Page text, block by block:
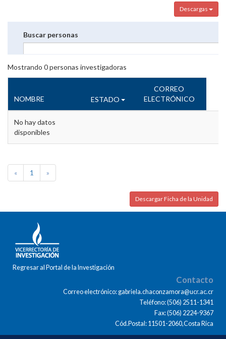
Descargas
Buscar personas
Mostrando 0personas investigadoras
NOMBRE ESTADO
CORREO
ELECTRÓNICO
No hay datos
disponibles
« 1 »
Descargar Ficha de la Unidad
Regresar al Portal de la Investigación
Contacto
Correo electrónico: gabriela.chaconzamora@ucr.ac.cr
Teléfono: (506) 2511-1341
Fax: (506) 2224-9367
Cód.Postal: 11501-2060,Costa Rica